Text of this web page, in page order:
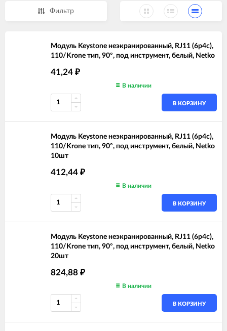
Фильтр
Модуль Keystone неэкранированный, RJ11 (6p4c),
110/Krone тип, 90°, под инструмент, белый, Netko
41,24 ₽
В наличии
В КОРЗИНУ
Модуль Keystone неэкранированный, RJ11 (6p4c),
110/Krone тип, 90°, под инструмент, белый, Netko
10шт
412,44 ₽
В наличии
В КОРЗИНУ
Модуль Keystone неэкранированный, RJ11 (6p4c),
110/Krone тип, 90°, под инструмент, белый, Netko
20шт
824,88 ₽
В наличии
В КОРЗИНУ